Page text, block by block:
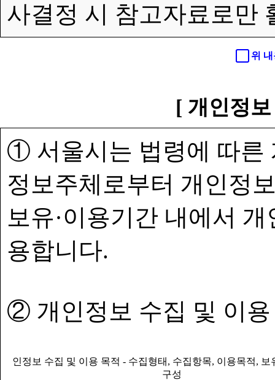
사결정 시 참고자료로만
위
[ 개인정
① 서울시는 법령에 따른
정보주체로부터 개인정
보유·이용기간 내에서
용합니다.
② 개인정보 수집 및 이용
인정보 수집 및 이용 목적 - 수집형태, 수집항목, 이용목적, 보
구성